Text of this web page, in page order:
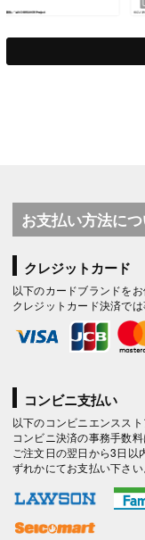
お支払い方法に
クレジットカード
以下のカードブランドをお
クレジットカード決済で
コンビニ支払い
以下のコンビニエンスス
コンビニ決済の事務手数
ご注文日の翌日から3日以
ずれかにてお支払い下さい